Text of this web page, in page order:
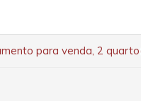
para venda, 2